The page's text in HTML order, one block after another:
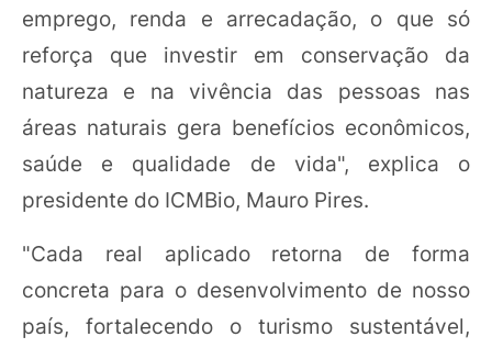
emprego, renda e arrecadação, o que só
reforça que investir em conservação da
natureza e na vivência das pessoas nas
áreas naturais gera benefícios econômicos,
saúde e qualidade de vida", explica o
presidente do ICMBio, Mauro Pires.
"Cada real aplicado retorna de forma
concreta para o desenvolvimento de nosso
país, fortalecendo o turismo sustentável,